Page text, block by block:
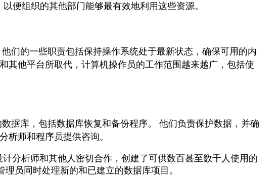
便组织的其他部门能够最有效地利用这些资源。
们的一些职责包括保持操作系统处于最新状态，确保可用的内
其他平台所取代，计算机操作员的工作范围越来越广，包括使
据库，包括数据库恢复和备份程序。 他们负责保护数据，并确
析师和程序员提供咨询。
分析师和其他人密切合作，创建了可供数百甚至数千人使用的
员同时处理新的和已建立的数据库项目。